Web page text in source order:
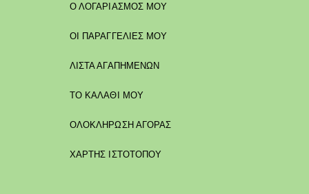
Ο ΛΟΓΑΡΙΑΣΜΟΣ ΜΟΥ
ΟΙ ΠΑΡΑΓΓΕΛΙΕΣ ΜΟΥ
ΛΙΣΤΑ ΑΓΑΠΗΜΕΝΩΝ
ΤΟ ΚΑΛΑΘΙ ΜΟΥ
ΟΛΟΚΛΗΡΩΣΗ ΑΓΟΡΑΣ
ΧΑΡΤΗΣ ΙΣΤΟΤΟΠΟΥ